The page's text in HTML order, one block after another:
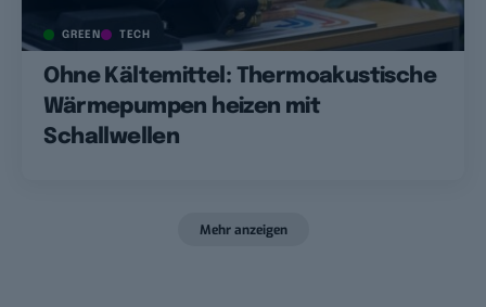
GREEN TECH
Ohne Kältemittel: Thermoakustische
Wärmepumpen heizen mit
Schallwellen
Mehr anzeigen